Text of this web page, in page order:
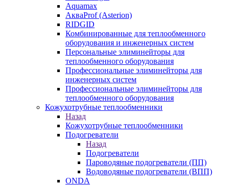
Aquamax
АкваProf (Asterion)
RIDGID
Комбинированные для теплообменного
оборудования и инженерных систем
Персональные элиминейторы для
теплообменного оборудования
Профессиональные элиминейторы для
инженерных систем
Профессиональные элиминейторы для
теплообменного оборудования
Кожухотрубные теплообменники
Назад
Кожухотрубные теплообменники
Подогреватели
Назад
Подогреватели
Пароводяные подогреватели (ПП)
Водоводяные подогреватели (ВПП)
ONDA